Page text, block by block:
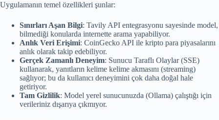
Uygulamanın temel özellikleri şunlar:
Sınırları Aşan Bilgi: Tavily API entegrasyonu sayesinde model,
bilmediği konularda internette arama yapabiliyor.
Anlık Veri Erişimi: CoinGecko API ile kripto para piyasalarını
anlık olarak takip edebiliyor.
Gerçek Zamanlı Deneyim: Sunucu Taraflı Olaylar (SSE)
kullanarak, yanıtların kelime kelime akmasını (streaming)
sağlıyor; bu da kullanıcı deneyimini çok daha doğal hale
getiriyor.
Tam Gizlilik: Model yerel sunucunuzda (Ollama) çalıştığı için
verileriniz dışarıya çıkmıyor.